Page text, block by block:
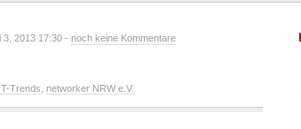
3, 2013 17:30 - noch keine Kommentare
IT-Trends networker NRW e.V.